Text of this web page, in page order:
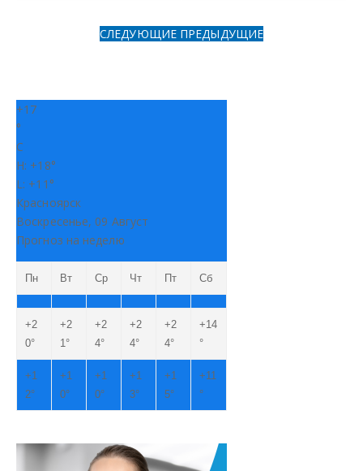
СЛЕДУЮЩИЕ ПРЕДЫДУЩИЕ
+17
°
C
H: +18°
L: +11°
Красноярск
Воскресенье, 09 Август
Прогноз на неделю
Пн Вт Ср Чт Пт Сб
+2
0°
+2
1°
+2
4°
+2
4°
+2
4°
+14
°
+1
2°
+1
0°
+1
0°
+1
3°
+1
5°
+11
°